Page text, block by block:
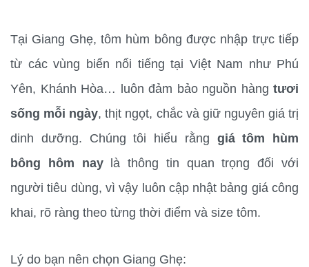
Tại Giang Ghẹ, tôm hùm bông được nhập trực tiếp
từ các vùng biển nổi tiếng tại Việt Nam như Phú
Yên, Khánh Hòa… luôn đảm bảo nguồn hàng tươi
sống mỗi ngày, thịt ngọt, chắc và giữ nguyên giá trị
dinh dưỡng. Chúng tôi hiểu rằng giá tôm hùm
bông hôm nay là thông tin quan trọng đối với
người tiêu dùng, vì vậy luôn cập nhật bảng giá công
khai, rõ ràng theo từng thời điểm và size tôm.
Lý do bạn nên chọn Giang Ghẹ: